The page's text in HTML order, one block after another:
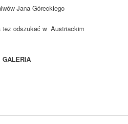
Jana Góreckiego
tez odszukać w Austriackim
GALERIA